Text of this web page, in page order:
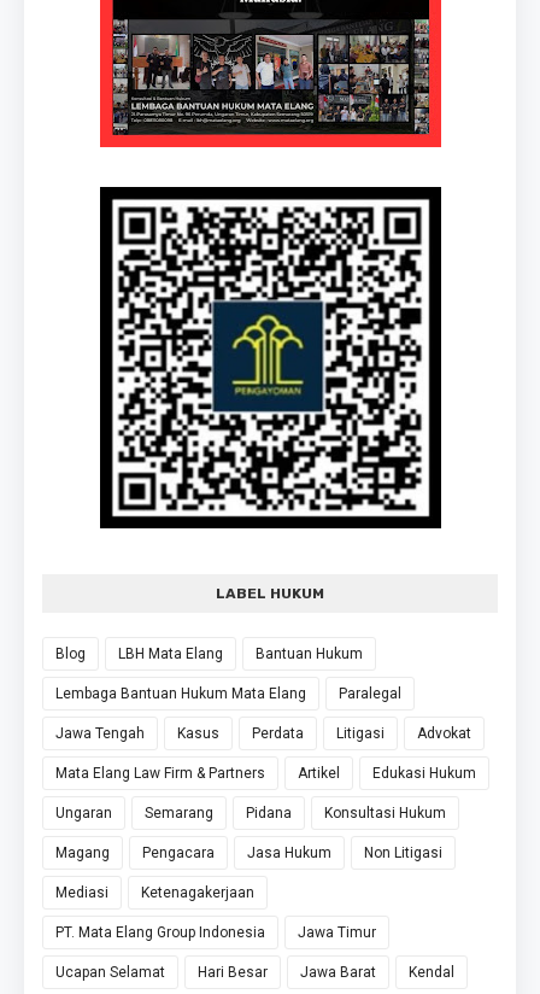
LABEL HUKUM
Blog LBH Mata Elang Bantuan Hukum
Lembaga Bantuan Hukum Mata Elang Paralegal
Jawa Tengah Kasus Perdata Litigasi Advokat
Mata Elang Law Firm & Partners Artikel Edukasi Hukum
Ungaran Semarang Pidana Konsultasi Hukum
Magang Pengacara Jasa Hukum Non Litigasi
Mediasi Ketenagakerjaan
PT. Mata Elang Group Indonesia Jawa Timur
Ucapan Selamat Hari Besar Jawa Barat Kendal